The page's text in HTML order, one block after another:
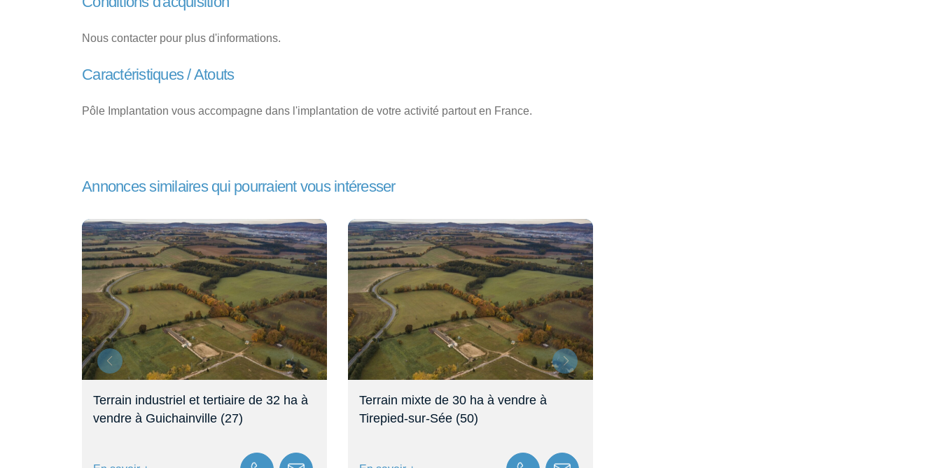
Nous contacter pour plus d'informations.
Caractéristiques / Atouts
Pôle Implantation vous accompagne dans l'implantation de votre activité partout en France.
Annonces similaires qui pourraient vous intéresser
Terrain industriel et tertiaire de 32 ha à
vendre à Guichainville (27)
Terrain mixte de 30 ha à vendre à
Tirepied-sur-Sée (50)